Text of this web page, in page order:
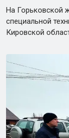
На Горьковской
специальной
Кировской